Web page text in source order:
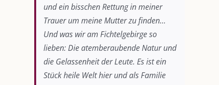
und ein bisschen Rettung in meiner
Trauer um meine Mutter zu finden…
Und was wir am Fichtelgebirge so
lieben: Die atemberaubende Natur und
die Gelassenheit der Leute. Es ist ein
Stück heile Welt hier und als Familie